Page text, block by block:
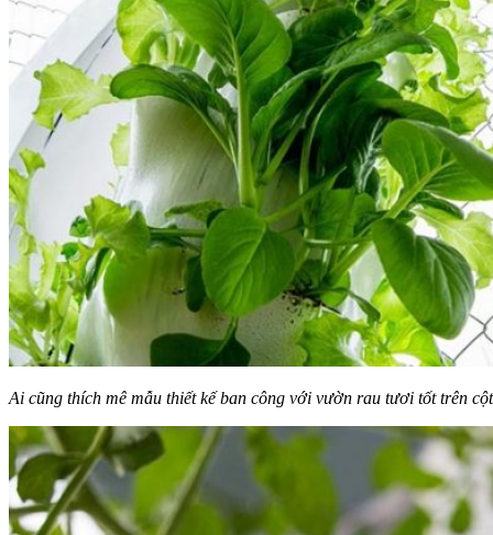
Ai cũng thích mê mẫu thiết kế ban công với vườn rau tươi tốt trên